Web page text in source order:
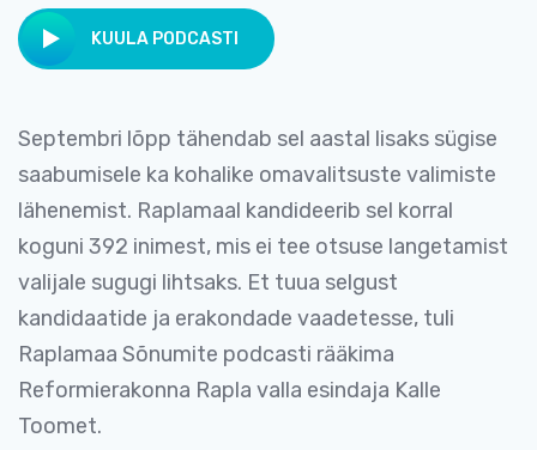
KUULA PODCASTI
Septembri lõpp tähendab sel aastal lisaks sügise
saabumisele ka kohalike omavalitsuste valimiste
lähenemist. Raplamaal kandideerib sel korral
koguni 392 inimest, mis ei tee otsuse langetamist
valijale sugugi lihtsaks. Et tuua selgust
kandidaatide ja erakondade vaadetesse, tuli
Raplamaa Sõnumite podcasti rääkima
Reformierakonna Rapla valla esindaja Kalle
Toomet.